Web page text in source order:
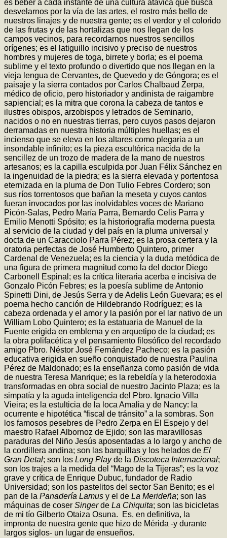
es beber a cada instante de una cultura atávica que busca
desvelarnos por la vía de las artes, el rostro más bello de
nuestros linajes y de nuestra gente; es el verdor y el colorido
de las frutas y de las hortalizas que nos llegan de los
campos vecinos, para recordarnos nuestros sencillos
orígenes; es el latiguillo incisivo y preciso de nuestros
hombres y mujeres de toga, birrete y borla; es el poema
sublime y el texto profundo o divertido que nos llegan en la
vieja lengua de Cervantes, de Quevedo y de Góngora; es el
paisaje y la sierra contados por Carlos Chalbaud Zerpa,
médico de oficio, pero historiador y andinista de raigambre
sapiencial; es la mitra que corona la cabeza de tantos e
ilustres obispos, arzobispos y letrados de Seminario,
nacidos o no en nuestras tierras, pero cuyos pasos dejaron
derramadas en nuestra historia múltiples huellas; es el
incienso que se eleva en los altares como plegaria a un
insondable infinito; es la pieza escultórica nacida de la
sencillez de un trozo de madera de la mano de nuestros
artesanos; es la capilla esculpida por Juan Félix Sánchez en
la ingenuidad de la piedra; es la sierra elevada y portentosa
eternizada en la pluma de Don Tulio Febres Cordero; son
sus ríos torrentosos que bañan la meseta y cuyos cantos
fueran invocados por las inolvidables voces de Mariano
Picón-Salas, Pedro María Parra, Bernardo Celis Parra y
Emilio Menotti Spósito; es la historiografía moderna puesta
al servicio de la ciudad y del país en la pluma universal y
docta de un Caracciolo Parra Pérez; es la prosa certera y la
oratoria perfectas de José Humberto Quintero, primer
Cardenal de Venezuela; es la ciencia y la duda metódica de
una figura de primera magnitud como la del doctor Diego
Carbonell Espinal; es la crítica literaria acerba e incisiva de
Gonzalo Picón Febres; es la poesía sublime de Antonio
Spinetti Dini, de Jesús Serra y de Adelis León Guevara; es el
poema hecho canción de Hildebrando Rodríguez; es la
cabeza ordenada y el amor y la pasión por el lar nativo de un
William Lobo Quintero; es la estatuaria de Manuel de la
Fuente erigida en emblema y en arquetipo de la ciudad; es
la obra polifacética y el pensamiento filosófico del recordado
amigo Pbro. Néstor José Fernández Pacheco; es la pasión
educativa erigida en sueño conquistado de nuestra Paulina
Pérez de Maldonado; es la enseñanza como pasión de vida
de nuestra Teresa Manrique; es la rebeldía y la heterodoxia
transformadas en obra social de nuestro Jacinto Plaza; es la
simpatía y la aguda inteligencia del Pbro. Ignacio Villa
Vieira; es la estulticia de la loca Amalia y de Nancy: la
ocurrente e hipotética “fiscal de tránsito” a la sombras. Son
los famosos pesebres de Pedro Zerpa en El Espejo y del
maestro Rafael Albornoz de Ejido; son las maravillosas
paraduras del Niño Jesús aposentadas a lo largo y ancho de
la cordillera andina; son las barquillas y los helados de El
Gran Detal; son los Long Playde la Discoteca Internacional;
son los trajes a la medida del “Mago de la Tijeras”; es la voz
grave y crítica de Enrique Dubuc, fundador de Radio
Universidad; son los pastelitos del sector San Benito; es el
pan de la Panadería Lamus y el de La Merideña; son las
máquinas de coser Singerde La Chiquita; son las bicicletas
de mi tío Gilberto Otaiza Osuna. Es, en definitiva, la
impronta de nuestra gente que hizo de Mérida -y durante
largos siglos- un lugar de ensueños.